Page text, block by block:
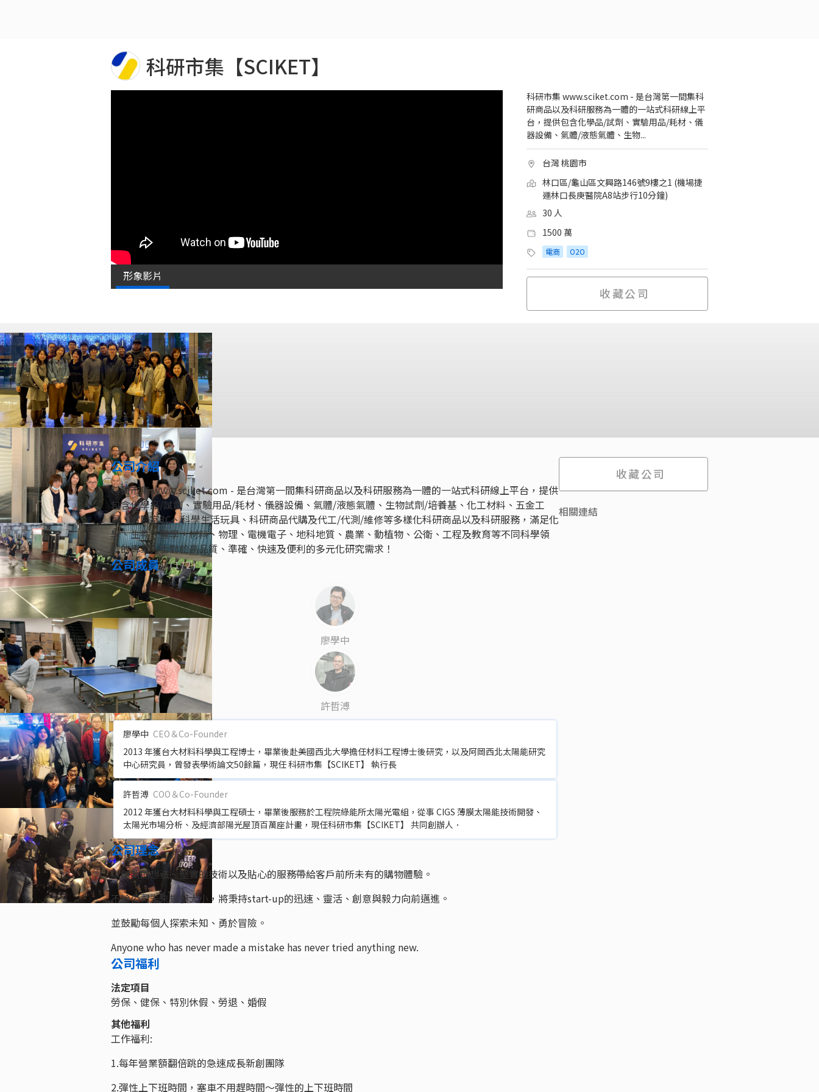
科研市集【SCIKET】
形象影片
科研市集 www.sciket.com - 是台灣第一間集科
研商品以及科研服務為一體的一站式科研線上平
台，提供包含化學品/試劑、實驗用品/耗材、儀
器設備、氣體/液態氣體、生物...
台灣 桃園市
林口區/龜山區文興路146號9樓之1 (機場捷
運林口長庚醫院A8站步行10分鐘)
30 人
1500 萬
電商 O2O
收藏公司
公司介紹
科研市集 www.sciket.com - 是台灣第一間集科研商品以及科研服務為一體的一站式科研線上平台，提供
包含化學品/試劑、實驗用品/耗材、儀器設備、氣體/液態氣體、生物試劑/培養基、化工材料、五金工
具、實驗室3C、科學生活玩具、科研商品代購及代工/代測/維修等多樣化科研商品以及科研服務，滿足化
學、生物、醫學、材料、物理、電機電子、地科地質、農業、動植物、公衛、工程及教育等不同科學領
域的專業人士對於高品質、準確、快速及便利的多元化研究需求！
公司成員 (1/ 2 )
廖學中
許哲溥
廖學中 CEO＆Co-Founder
2013 年獲台大材料科學與工程博士，畢業後赴美國西北大學擔任材料工程博士後研究，以及阿岡西北太陽能研究
中心研究員，曾發表學術論文50餘篇，現任 科研市集【SCIKET】 執行長
許哲溥 COO＆Co-Founder
2012 年獲台大材料科學與工程碩士，畢業後服務於工程院綠能所太陽光電組，從事 CIGS 薄膜太陽能技術開發、
太陽光市場分析、及經濟部陽光屋頂百萬座計畫，現任科研市集【SCIKET】 共同創辦人．
公司理念
以創新的想法、堅實的技術以及貼心的服務帶給客戶前所未有的購物體驗。
不論公司未來規模大小，將秉持start-up的迅速、靈活、創意與毅力向前邁進。
並鼓勵每個人探索未知、勇於冒險​。
Anyone who has never made a mistake has never tried anything new.
公司福利
法定項目
勞保、健保、特別休假、勞退、婚假
其他福利
工作福利:
1.每年營業額翻倍跳的急速成長新創團隊
2.彈性上下班時間，塞車不用趕時間～彈性的上下班時間
收藏公司
相關連結